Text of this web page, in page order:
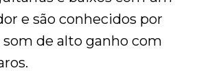
e são conhecidos por
de alto ganho com